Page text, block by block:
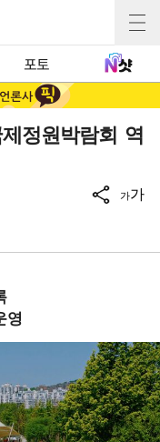
포토
정원박람회 역
가가
영